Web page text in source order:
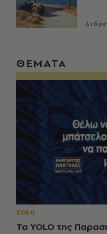
ΘΕΜΑΤΑ
YOLO
Τα YOLO της